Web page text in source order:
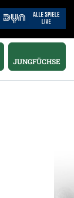
JUNGFÜCHSE